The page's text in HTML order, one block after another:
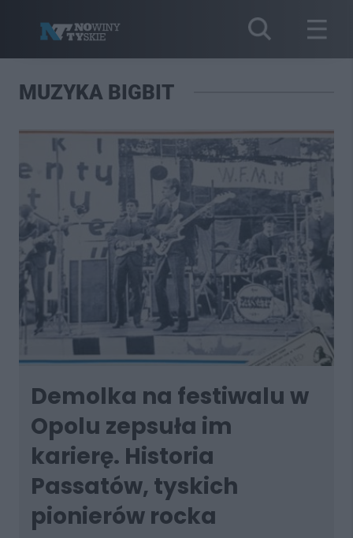
MUZYKA BIGBIT
Demolka na festiwalu w
Opolu zepsuła im
karierę. Historia
Passatów, tyskich
pionierów rocka